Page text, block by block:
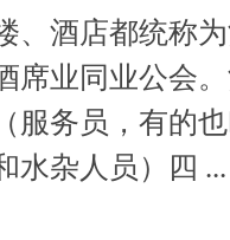
、酒店都统称
席业同业公会
服务员，有的
水杂人员）四 ...